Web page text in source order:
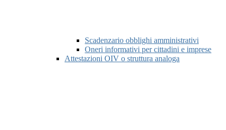
Scadenzario obblighi amministrativi
Oneri informativi per cittadini e imprese
Attestazioni OIV o struttura analoga